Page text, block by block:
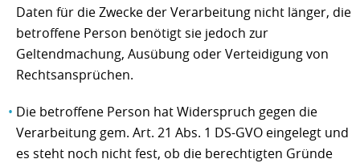
Daten für die Zwecke der Verarbeitung nicht länger, die
betroffene Person benötigt sie jedoch zur
Geltendmachung, Ausübung oder Verteidigung von
Rechtsansprüchen.
Die betroffene Person hat Widerspruch gegen die
Verarbeitung gem. Art. 21 Abs. 1 DS-GVO eingelegt und
es steht noch nicht fest, ob die berechtigten Gründe